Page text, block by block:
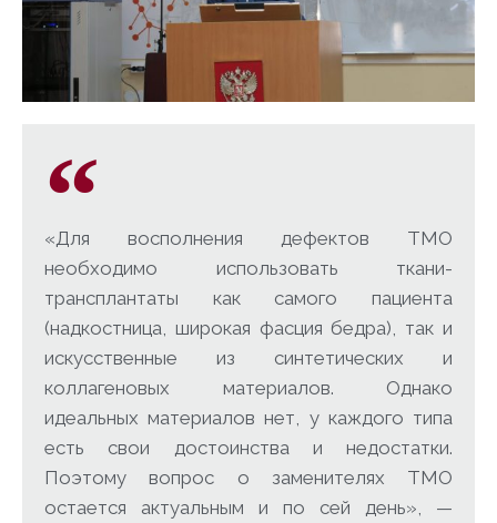
«Для восполнения дефектов ТМО
необходимо использовать ткани-
трансплантаты как самого пациента
(надкостница, широкая фасция бедра), так и
искусственные из синтетических и
коллагеновых материалов. Однако
идеальных материалов нет, у каждого типа
есть свои достоинства и недостатки.
Поэтому вопрос о заменителях ТМО
остается актуальным и по сей день», —